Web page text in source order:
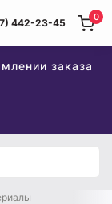
442-23-45
заказа
0